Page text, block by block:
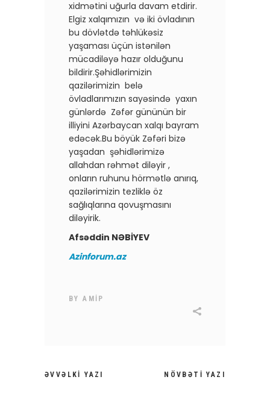
xidmətini uğurla davam etdirir.
Elgiz xalqımızın və iki övladının
bu dövlətdə təhlükəsiz
yaşaması üçün istənilən
mücadiləyə hazır olduğunu
bildirir.Şəhidlərimizin
qazilərimizin belə
övladlarımızın sayəsində yaxın
günlərdə Zəfər gününün bir
illiyini Azərbaycan xalqı bayram
edəcək.Bu böyük Zəfəri bizə
yaşadan şəhidlərimizə
allahdan rəhmət diləyir ,
onların ruhunu hörmətlə anırıq,
qazilərimizin tezliklə öz
sağlıqlarına qovuşmasını
diləyirik.
Afsəddin NƏBİYEV
Azinforum.az
BYAMİP
ƏVVƏLKI YAZI NÖVBƏTI YAZI